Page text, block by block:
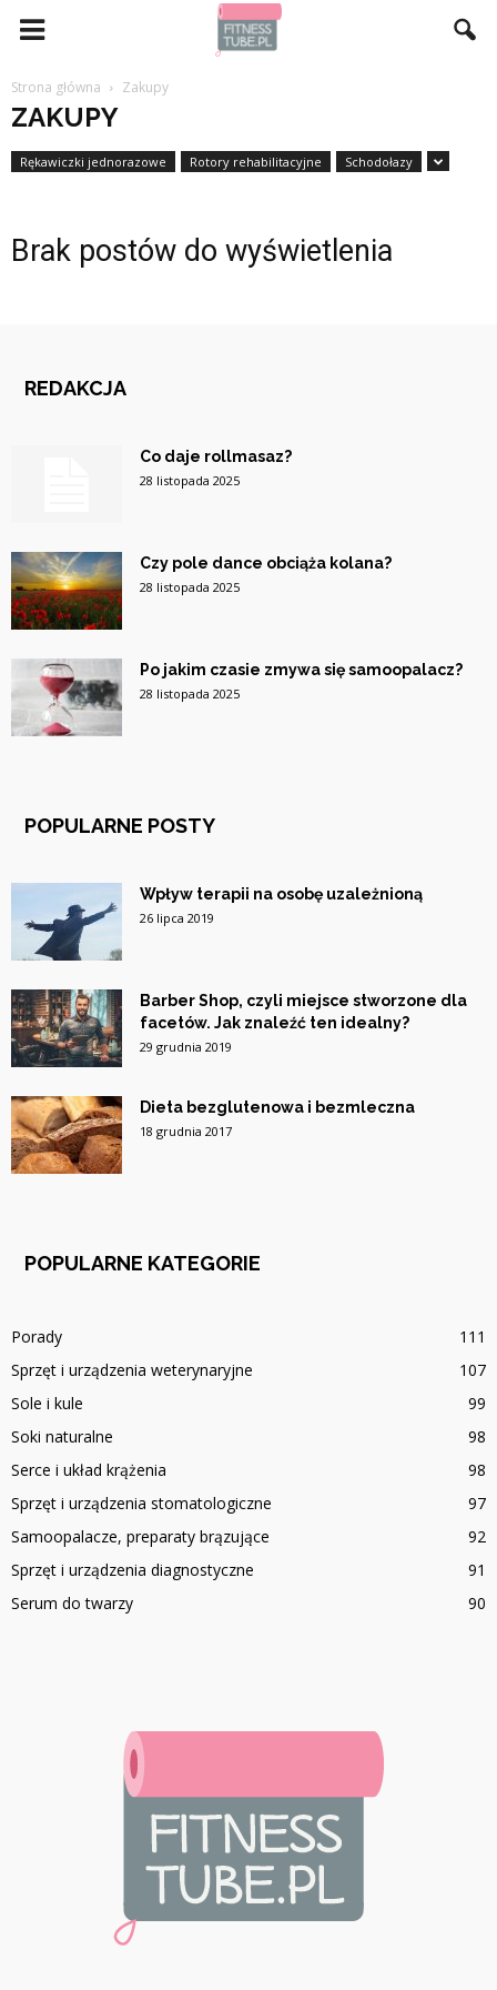
Strona główna Zakupy
ZAKUPY
Rękawiczki jednorazowe Rotory rehabilitacyjne Schodołazy
Brak postów do wyświetlenia
REDAKCJA
Co daje rollmasaz?
28 listopada 2025
Czy pole dance obciąża kolana?
28 listopada 2025
Po jakim czasie zmywa się samoopalacz?
28 listopada 2025
POPULARNE POSTY
Wpływ terapii na osobę uzależnioną
26 lipca 2019
Barber Shop, czyli miejsce stworzone dla
facetów. Jak znaleźć ten idealny?
29 grudnia 2019
Dieta bezglutenowa i bezmleczna
18 grudnia 2017
POPULARNE KATEGORIE
Porady
111
Sprzęt i urządzenia weterynaryjne
107
Sole i kule
99
Soki naturalne
98
Serce i układ krążenia
98
Sprzęt i urządzenia stomatologiczne
97
Samoopalacze, preparaty brązujące
92
Sprzęt i urządzenia diagnostyczne
91
Serum do twarzy
90